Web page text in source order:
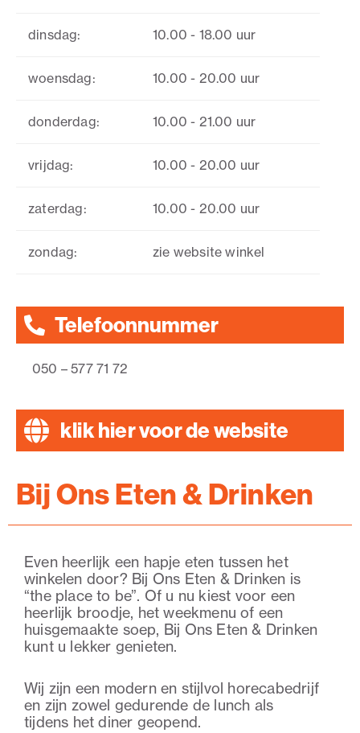
dinsdag: 10.00 - 18.00 uur
woensdag: 10.00 - 20.00 uur
donderdag: 10.00 - 21.00 uur
vrijdag: 10.00 - 20.00 uur
zaterdag: 10.00 - 20.00 uur
zondag: zie website winkel
Telefoonnummer
050 – 577 71 72
klik hier voor de website
Bij Ons Eten & Drinken
Even heerlijk een hapje eten tussen het
winkelen door? Bij Ons Eten & Drinken is
“the place to be”. Of u nu kiest voor een
heerlijk broodje, het weekmenu of een
huisgemaakte soep, Bij Ons Eten & Drinken
kunt u lekker genieten.
Wij zijn een modern en stijlvol horecabedrijf
en zijn zowel gedurende de lunch als
tijdens het diner geopend.